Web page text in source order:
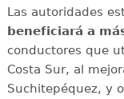
Las autoridades
beneficiará a
conductores que
Costa Sur, al
Suchitepéquez, y